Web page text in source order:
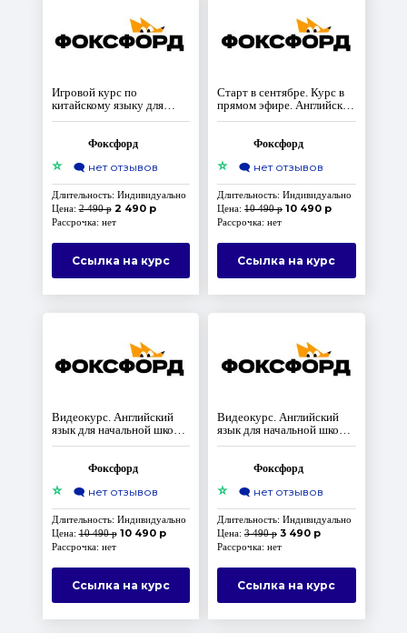
Игровой курс по
китайскому языку для
начинающих
Фоксфорд
⭐ 🗨️ нет отзывов
Длительность: Индивидуально
Цена:2 490 р 2 490 р
Рассрочка: нет
Ссылка на курс
Старт в сентябре. Курс в
прямом эфире. Английский
язык для начальной школы.
Фоксфорд
⭐ 🗨️ нет отзывов
Длительность: Индивидуально
Цена: 10 490 р 10 490 р
Рассрочка: нет
Ссылка на курс
Видеокурс. Английский
язык для начальной школы.
Уровень Pre-Intermediate
Фоксфорд
⭐ 🗨️ нет отзывов
Длительность: Индивидуально
Цена:10 490 р 10 490 р
Рассрочка: нет
Ссылка на курс
Видеокурс. Английский
язык для начальной школы.
English Lab: творчество
Фоксфорд
⭐ 🗨️ нет отзывов
Длительность: Индивидуально
Цена: 3 490 р 3 490 р
Рассрочка: нет
Ссылка на курс